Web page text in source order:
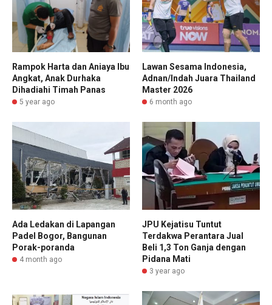
Rampok Harta dan Aniaya Ibu
Angkat, Anak Durhaka
Dihadiahi Timah Panas
5 year ago
Lawan Sesama Indonesia,
Adnan/Indah Juara Thailand
Master 2026
6 month ago
Ada Ledakan di Lapangan
Padel Bogor, Bangunan
Porak-poranda
4 month ago
JPU Kejatisu Tuntut
Terdakwa Perantara Jual
Beli 1,3 Ton Ganja dengan
Pidana Mati
3 year ago